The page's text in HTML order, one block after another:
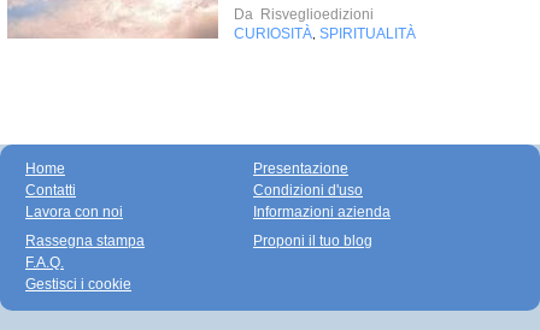
Da Risveglioedizioni
CURIOSITÀ SPIRITUALITÀ
Home
Contatti
Lavora con noi
Presentazione
Condizioni d'uso
Informazioni azienda
Rassegna stampa
F.A.Q.
Gestisci i cookie
Proponi il tuo blog